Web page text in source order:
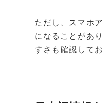
ただし、スマホ
になることがあ
すさも確認して